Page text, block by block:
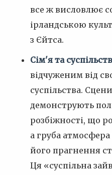
все ж висловлює
ірландською
з Єйтса.
Сім'я та
відчуженим від
суспільства.
демонструють
розбіжності, що
а груба
його прагнення
Ця «суспільна